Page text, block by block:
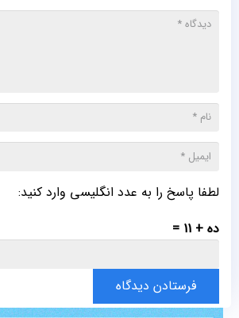
لطفا پاسخ را به عدد انگلیسی وارد کنید:
ده + 11 =
فرستادن دیدگاه